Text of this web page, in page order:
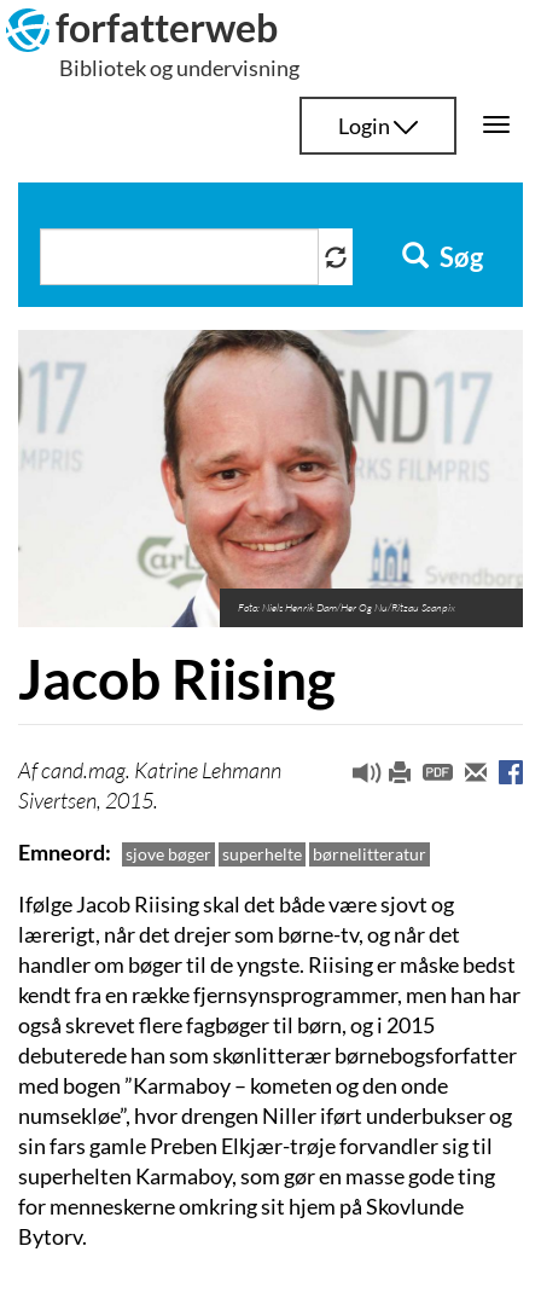
Hop
til
indhold
forfatterweb
Bibliotek og undervisning
Login
Søg
Foto: Niels Henrik Dam/Her Og Nu/Ritzau Scanpix
Jacob Riising
cand.mag. Katrine Lehmann
Sivertsen, 2015.
Emneord
sjove bøger superhelte børnelitteratur
Ifølge Jacob Riising skal det både være sjovt og
lærerigt, når det drejer som børne-tv, og når det
handler om bøger til de yngste. Riising er måske bedst
kendt fra en række fjernsynsprogrammer, men han har
også skrevet flere fagbøger til børn, og i 2015
debuterede han som skønlitterær børnebogsforfatter
med bogen ”Karmaboy – kometen og den onde
numsekløe”, hvor drengen Niller iført underbukser og
sin fars gamle Preben Elkjær-trøje forvandler sig til
superhelten Karmaboy, som gør en masse gode ting
for menneskerne omkring sit hjem på Skovlunde
Bytorv.